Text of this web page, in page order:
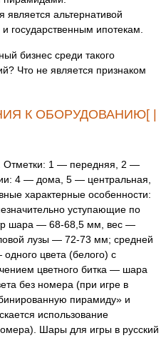
является альтернативой
государственным ипотекам.
бизнес среди такого
Что не является признаком
К ОБОРУДОВАНИЮ[ |
Отметки: 1 — передняя, 2 —
4 — дома, 5 — центральная,
характерные особенности:
уступающие по
шара — 68-68,5 мм, вес —
лузы — 72-73 мм; средней
цвета (белого) с
цветного битка — шара
без номера (при игре в
пирамиду» и
использование
Шары для игры в русский